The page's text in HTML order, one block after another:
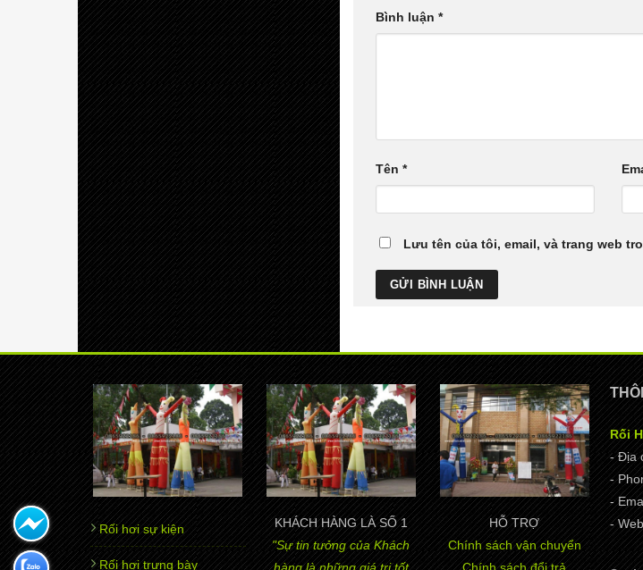
Bình luận *
Tên *
Lưu tên của tôi, email, và trang web
Rối hơi sự kiện
Rối hơi trưng bày
KHÁCH HÀNG LÀ SỐ 1
"Sự tin tưởng của Khách
HỖ TRỢ
Chính sách vận chuyển
Rối
- Địa
-
-
-